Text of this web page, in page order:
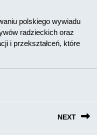
polskiego wywiadu
radzieckich oraz
i przekształceń, które
NEXT